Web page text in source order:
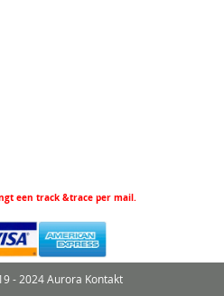
een track &trace per mail.
- 2024 Aurora Kontakt